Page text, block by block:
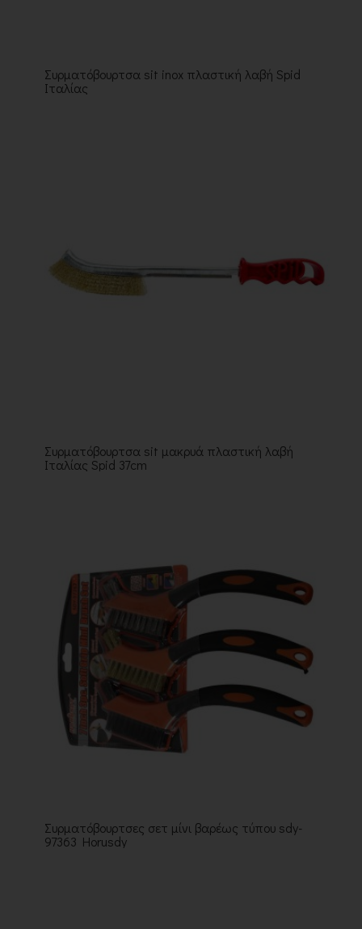
Συρματόβουρτσα sit inox πλαστική λαβή Spid
Ιταλίας
Συρματόβουρτσα sit μακρυά πλαστική λαβή
Ιταλίας Spid 37cm
Συρματόβουρτσες σετ μίνι βαρέως τύπου sdy-
97363 Horusdy